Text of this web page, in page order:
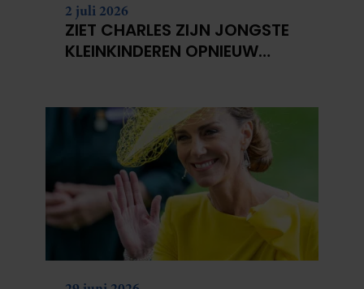
2 juli 2026
ZIET CHARLES ZIJN JONGSTE
KLEINKINDEREN OPNIEUW